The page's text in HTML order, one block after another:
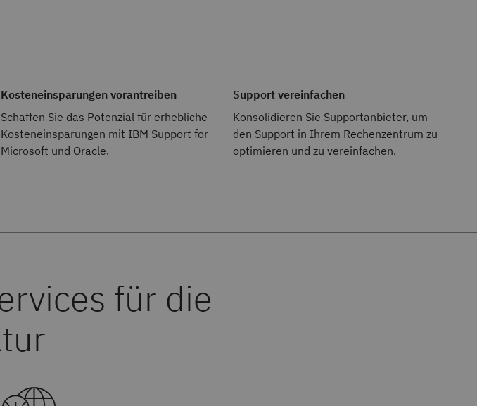
Kosteneinsparungen vorantreiben
Schaffen Sie das Potenzial für erhebliche
Kosteneinsparungen mit IBM Support for
Microsoft und Oracle.
Support vereinfachen
Konsolidieren Sie Supportanbieter, um
den Support in Ihrem Rechenzentrum zu
optimieren und zu vereinfachen.